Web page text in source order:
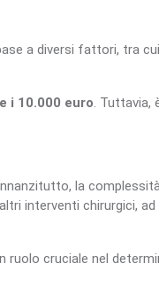
a diversi fattori, tra
i 10.000 euro. Tuttavia,
la
interventi chirurgici,
ruolo cruciale nel